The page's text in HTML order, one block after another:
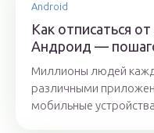
Android
Как отписаться
Андроид —
Миллионы людей
различными
мобильные